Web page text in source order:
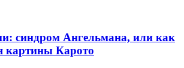
синдром Ангельмана, или как
картины Карото